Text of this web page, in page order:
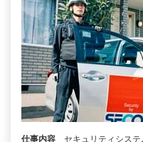
仕事内容 セキュリティシス